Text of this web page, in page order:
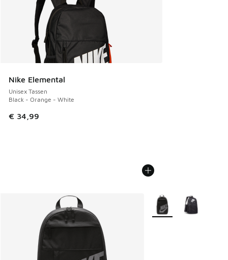
Nike Elemental
Unisex Tassen
Black - Orange - White
€ 34,99
Meer kleuren